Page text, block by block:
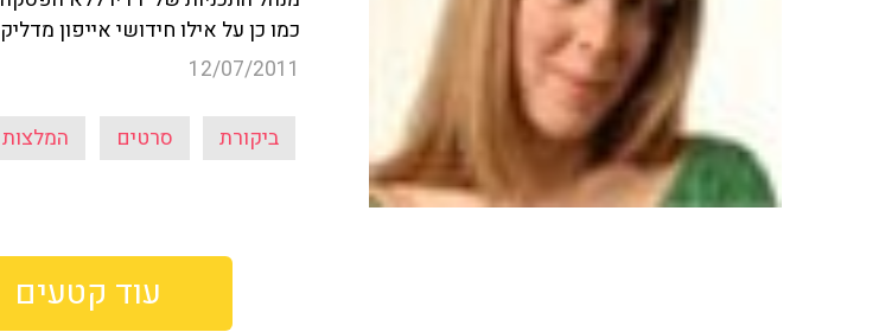
כמו כן על אילו חידושי אייפון
12/07/2011
ביקורת סרטים המלצות
עוד קטעים